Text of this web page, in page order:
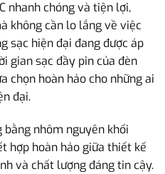
nhanh chóng và tiện lợi,
không cần lo lắng về việc
sạc hiện đại đang được áp
gian sạc đầy pin của đèn
chọn hoàn hảo cho những ai
đại.
nhôm nguyên khối
hợp hoàn hảo giữa thiết kế
và chất lượng đáng tin cậy.